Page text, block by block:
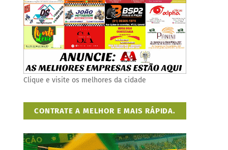
Clique e visite os melhores da cidade
CONTRATE A MELHOR E MAIS RÁPIDA.